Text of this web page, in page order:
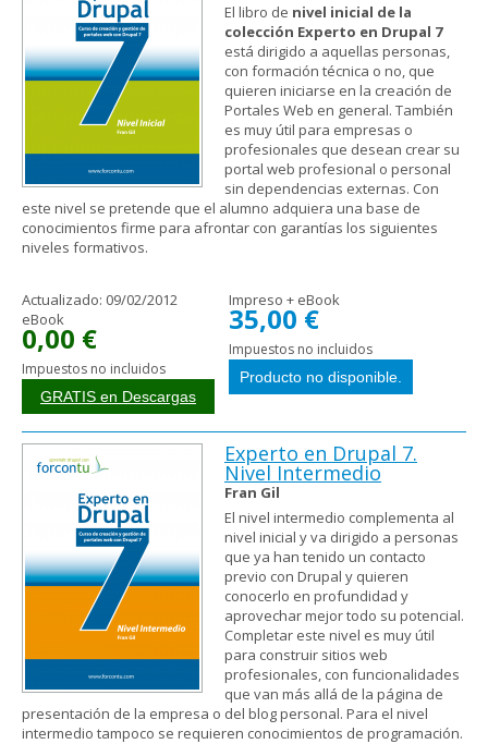
El libro de nivel inicial de la
colección Experto en Drupal 7
está dirigido a aquellas personas,
con formación técnica o no, que
quieren iniciarse en la creación de
Portales Web en general. También
es muy útil para empresas o
profesionales que desean crear su
portal web profesional o personal
sin dependencias externas. Con
este nivel se pretende que el alumno adquiera una base de
conocimientos firme para afrontar con garantías los siguientes
niveles formativos.
Actualizado: 09/02/2012
eBook
0,00 €
Impuestos no incluidos
GRATIS en Descargas
Impreso + eBook
35,00 €
Impuestos no incluidos
Experto en Drupal 7.
Nivel Intermedio
Fran Gil
El nivel intermedio complementa al
nivel inicial y va dirigido a personas
que ya han tenido un contacto
previo con Drupal y quieren
conocerlo en profundidad y
aprovechar mejor todo su potencial.
Completar este nivel es muy útil
para construir sitios web
profesionales, con funcionalidades
que van más allá de la página de
presentación de la empresa o del blog personal. Para el nivel
intermedio tampoco se requieren conocimientos de programación.